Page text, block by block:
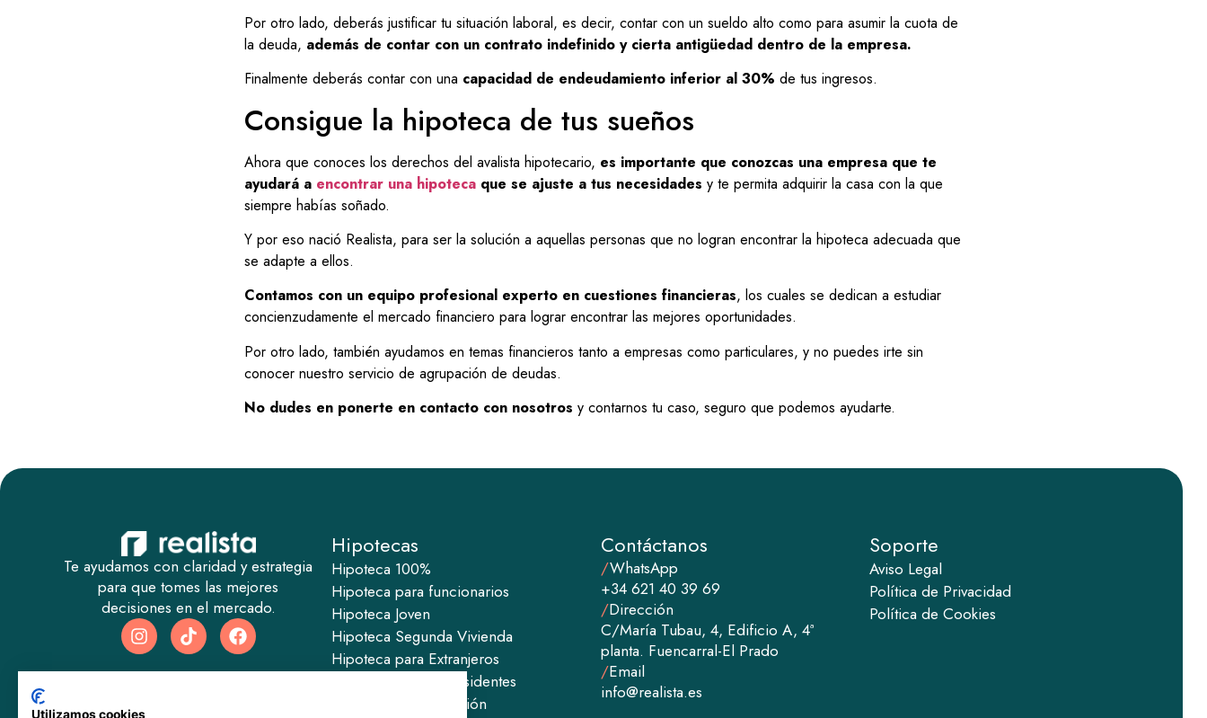
Por otro lado, deberás justificar tu situación laboral, es decir, contar con un sueldo alto como para asumir la cuota de
la deuda, además de contar con un contrato indefinido y cierta antigüedad dentro de la empresa.
Finalmente deberás contar con una capacidad de endeudamiento inferior al 30% de tus ingresos.
Consigue la hipoteca de tus sueños
Ahora que conoces los derechos del avalista hipotecario, es importante que conozcas una empresa que te
ayudará a encontrar una hipoteca que se ajuste a tus necesidades y te permita adquirir la casa con la que
siempre habías soñado.
Y por eso nació Realista, para ser la solución a aquellas personas que no logran encontrar la hipoteca adecuada que
se adapte a ellos.
Contamos con un equipo profesional experto en cuestiones financieras, los cuales se dedican a estudiar
concienzudamente el mercado financiero para lograr encontrar las mejores oportunidades.
Por otro lado, también ayudamos en temas financieros tanto a empresas como particulares, y no puedes irte sin
conocer nuestro servicio de agrupación de deudas.
No dudes en ponerte en contacto con nosotros y contarnos tu caso, seguro que podemos ayudarte.
Te ayudamos con claridad y estrategia
para que tomes las mejores
decisiones en el mercado.
Hipotecas
Hipoteca 100%
Hipoteca para funcion​​arios
Hipoteca Joven
Hipoteca Segunda Vivienda
Hipoteca para Extranjeros
Hipoteca para no residentes
Hipoteca para Inversión
Contáctanos
/WhatsApp
+34 621 40 39 69
/Dirección
C/María Tubau, 4, Edificio A, 4ª
planta. Fuencarral-El Prado
/Email
info@realista.es
Soporte
Aviso Legal
Política de Privacidad
Política de Cookies
Utilizamos cookies